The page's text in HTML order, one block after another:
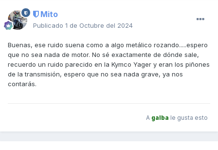
Mito
Publicado 1 de Octubre del 2024
Buenas, ese ruido suena como a algo metálico rozando.....espero
que no sea nada de motor. No sé exactamente de dónde sale,
recuerdo un ruido parecido en la Kymco Yager y eran los piñones
de la transmisión, espero que no sea nada grave, ya nos
contarás.
A galba le gusta esto